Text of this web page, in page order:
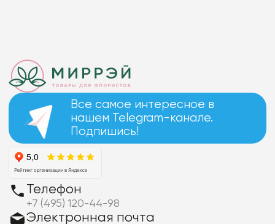
Все самое интересное в
нашем Telegram-канале.
Подпишись!
Телефон
+7 (495) 120-44-98
Электронная почта